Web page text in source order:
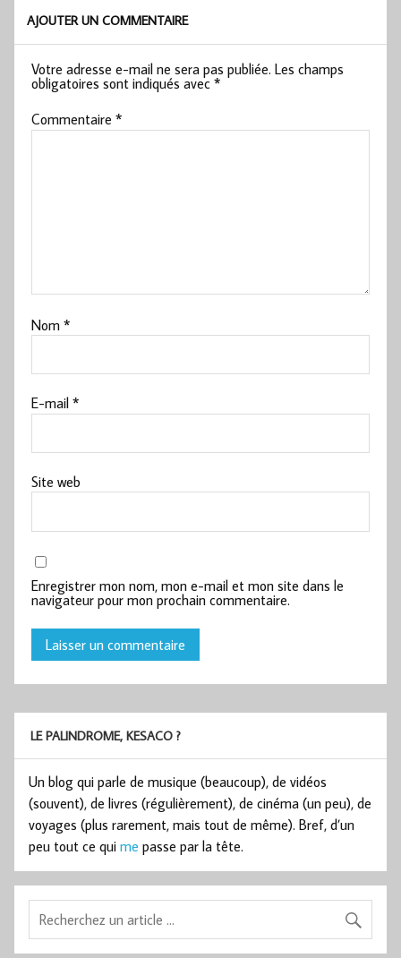
AJOUTER UN COMMENTAIRE
Votre adresse e-mail ne sera pas publiée. Les champs
obligatoires sont indiqués avec*
Commentaire*
Nom*
E-mail*
Site web
Enregistrer mon nom, mon e-mail et mon site dans le
navigateur pour mon prochain commentaire.
LE PALINDROME, KESACO ?
Un blog qui parle de musique (beaucoup), de vidéos
(souvent), de livres (régulièrement), de cinéma (un peu), de
voyages (plus rarement, mais tout de même). Bref, d’un
peu tout ce qui me passe par la tête.